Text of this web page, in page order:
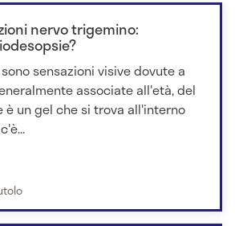
nervo trigemino:
sensazioni visive dovute a
associate all'età, del
un gel che si trova all'interno